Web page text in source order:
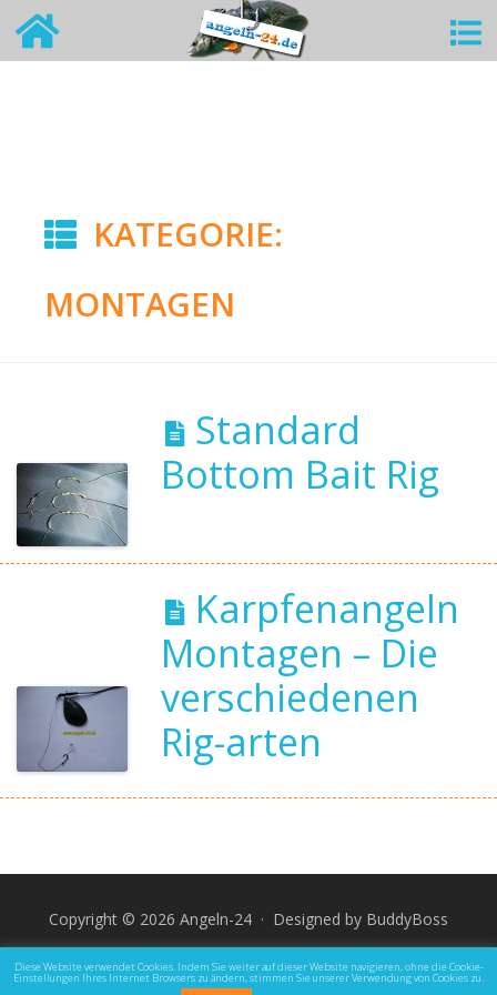
KATEGORIE:
MONTAGEN
Standard
Bottom Bait Rig
Karpfenangeln
Montagen – Die
verschiedenen
Rig-arten
Copyright © 2026 Angeln-24 · Designed by BuddyBoss
Impressum Datenschutz und Rechtliche Hinweise
Diese Website verwendet Cookies. Indem Sie weiter auf dieser Website navigieren, ohne die Cookie-
Einstellungen Ihres Internet Browsers zu ändern, stimmen Sie unserer Verwendung von Cookies zu.